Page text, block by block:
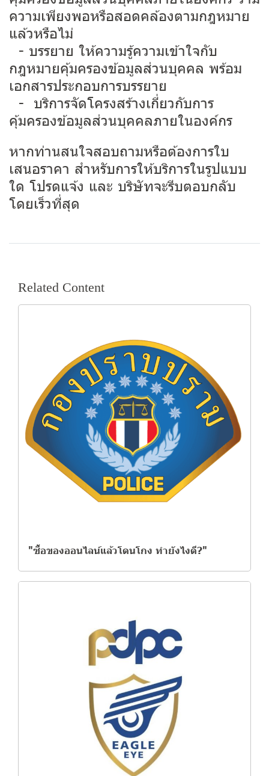
ความเพียงพอหรือสอดคล้องตามกฎหมาย
แล้วหรือไม่
- บรรยาย ให้ความรู้ความเข้าใจกับ
กฎหมายคุ้มครองข้อมูลส่วนบุคคล พร้อม
เอกสารประกอบการบรรยาย
- บริการจัดโครงสร้างเกี่ยวกับการ
คุ้มครองข้อมูลส่วนบุคคลภายในองค์กร
หากท่านสนใจสอบถามหรือต้องการใบ
เสนอราคา สำหรับการให้บริการในรูปแบบ
ใด โปรดแจ้ง และ บริษัทจะรีบตอบกลับ
โดยเร็วที่สุด
Related Content
"ซื้อของออนไลน์แล้วโดนโกง ทำยังไงดี?"